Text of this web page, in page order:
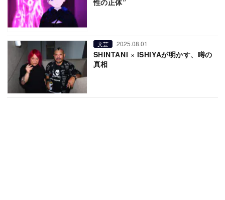
文芸 2025.08.01
SHINTANI × ISHIYAが明かす、噂の
真相